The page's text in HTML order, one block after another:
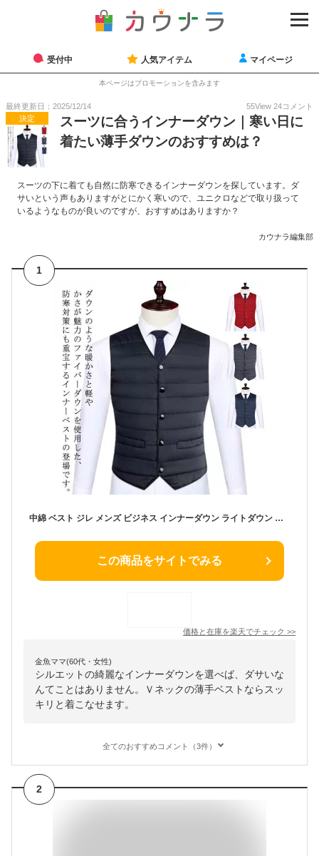
受付中 人気アイテム マイページ
本ページはプロモーションを含みます
最終更新日：2025/12/14 55View 24コメント
決定
スーツに合うインナーダウン｜寒い日に
着たい薄手ダウンのおすすめは？
スーツの下に着ても自然に防寒できるインナーダウンを探しています。ダ
サいという声もありますがとにかく寒いので、ユニクロなどで取り扱って
いるようなものが良いのですが、おすすめはありますか？
カウナラ編集部
1
中綿 ベスト ジレ メンズ ビジネス インナーダウン ライトダウン ベスト Vネック ファイバーダウン ベスト エコダウンベスト 軽量 軽い 防寒 保温 秋冬 暖かい インナー ダウンベスト ダウンジャケット スリム 大きいサイズ スーツベスト L XL 2XL 3XL 【送無】
この商品をサイトでみる
価格と在庫を楽天でチェック >>
金魚ママ(60代・女性)
シルエットの綺麗なインナーダウンを選べば、ダサいな
んてことはありません。Ｖネックの薄手ベストならスッ
キリと着こなせます。
全てのおすすめコメント（3件）
2